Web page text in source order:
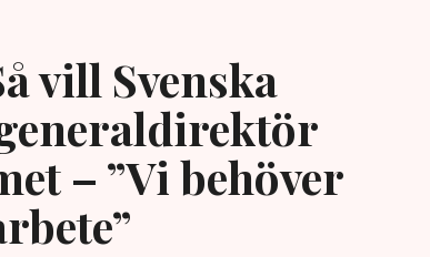
vill Svenska
– ”Vi behöver